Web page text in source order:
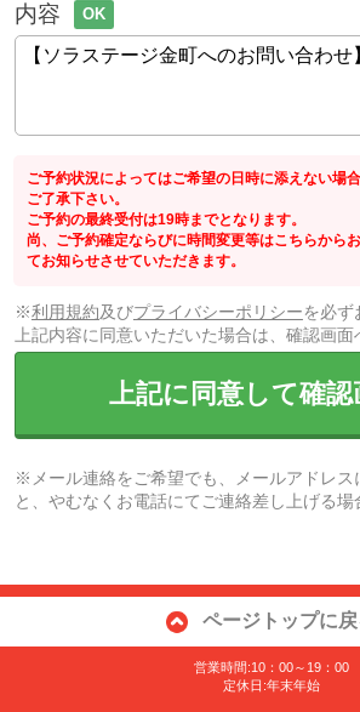
内容 OK
ご予約状況によってはご希望の日時に添えない場
ご了承下さい。
ご予約の最終受付は19時までとなります。
尚、ご予約確定ならびに時間変更等はこちらから
てお知らせさせていただきます。
※利用規約及びプライバシーポリシーを必ず
上記内容に同意いただいた場合は、確認画面
上記に同意して確認
※メール連絡をご希望でも、メールアドレス
と、やむなくお電話にてご連絡差し上げる場
ページトップに戻
営業時間:10：00～19：00
定休日:年末年始